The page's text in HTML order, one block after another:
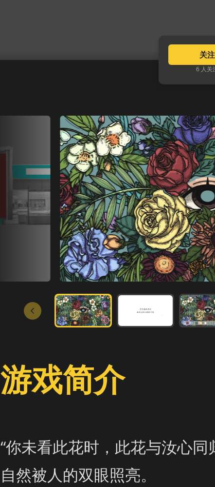
关注
6 人关
游戏简介
“你未看此花时，此花与汝心同
自然被人的双眼照亮。